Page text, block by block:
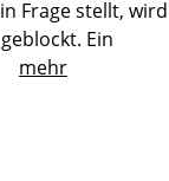
Frage stellt, wird
Ein
mehr